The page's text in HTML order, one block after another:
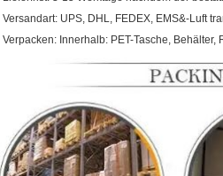
Versandart: UPS, DHL, FEDEX, EMS&-Luft
Verpacken: Innerhalb: PET-Tasche,